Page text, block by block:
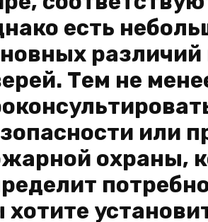
есть
Тем не
или
охраны,
хотите